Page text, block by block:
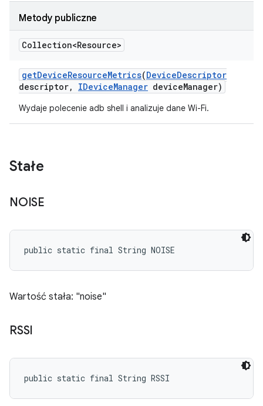
Metody publiczne
Collection<Resource>
getDeviceResourceMetrics(DeviceDescriptor
descriptor, IDeviceManager deviceManager)
Wydaje polecenie adb shell i analizuje dane Wi-Fi.
Stałe
NOISE
public static final String NOISE
Wartość stała: "noise"
RSSI
public static final String RSSI